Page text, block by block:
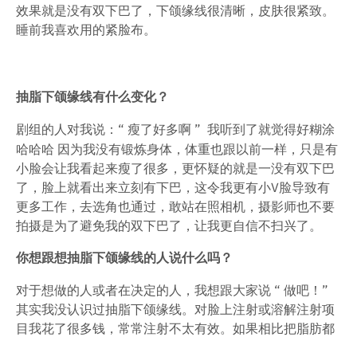
效果就是没有双下巴了，下颌缘线很清晰，皮肤很紧致。
睡前我喜欢用的紧脸布。
抽脂下颌缘线有什么变化？
剧组的人对我说：“ 瘦了好多啊 ” 我听到了就觉得好糊涂
哈哈哈 因为我没有锻炼身体，体重也跟以前一样，只是有
小脸会让我看起来瘦了很多，更怀疑的就是一没有双下巴
了，脸上就看出来立刻有下巴，这令我更有小V脸导致有
更多工作，去选角也通过，敢站在照相机，摄影师也不要
拍摄是为了避免我的双下巴了，让我更自信不扫兴了。
你想跟想抽脂下颌缘线的人说什么吗？
对于想做的人或者在决定的人，我想跟大家说 “ 做吧！”
其实我没认识过抽脂下颌缘线。对脸上注射或溶解注射项
目我花了很多钱，常常注射不太有效。如果相比把脂肪都